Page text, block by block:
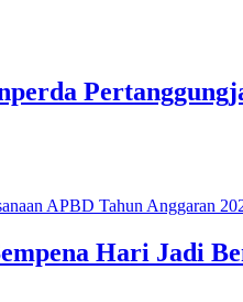
Hari Jadi